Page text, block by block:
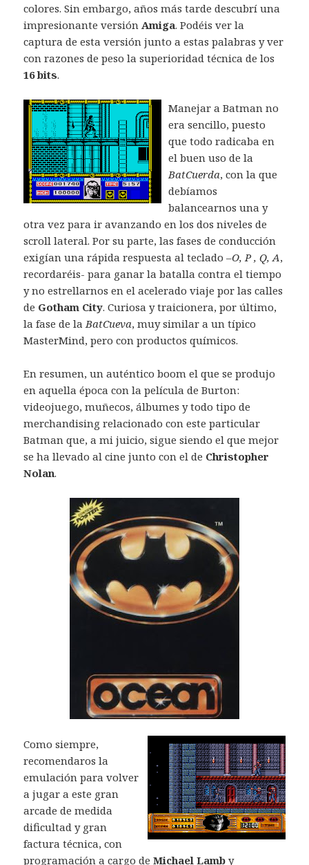
colores. Sin embargo, años más tarde descubrí una
impresionante versiónAmiga. Podéis ver la
captura de esta versión junto a estas palabras y ver
con razones de peso la superioridad técnica de los
16 bits.
Manejar a Batman no
era sencillo, puesto
que todo radicaba en
el buen uso de la
BatCuerda, con la que
debíamos
balancearnos una y
otra vez para ir avanzando en los dos niveles de
scroll lateral. Por su parte, las fases de conducción
exigían una rápida respuesta al teclado –O, P , Q, A,
recordaréis- para ganar la batalla contra el tiempo
y no estrellarnos en el acelerado viaje por las calles
de Gotham City. Curiosa y traicionera, por último,
la fase de laBatCueva, muy similar a un típico
MasterMind, pero con productos químicos.
En resumen, un auténtico boom el que se produjo
en aquella época con la película de Burton:
videojuego, muñecos, álbumes y todo tipo de
merchandising relacionado con este particular
Batman que, a mi juicio, sigue siendo el que mejor
se ha llevado al cine junto con el de Christopher
Nolan.
Como siempre,
recomendaros la
emulación para volver
a jugar a este gran
arcade de medida
dificultad y gran
factura técnica, con
programación a cargo deMichael Lamb y